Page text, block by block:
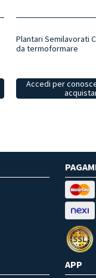
Plantari Semilavorati
da termoformare
Accedi per
APP